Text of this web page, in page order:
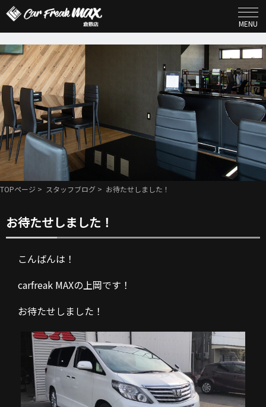
MENU
TOPページ > スタッフブログ > お待たせしました！
お待たせしました！
こんばんは！
carfreak MAXの上岡です！
お待たせしました！